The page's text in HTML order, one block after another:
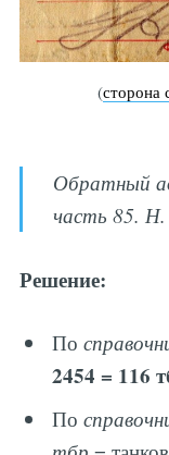
(сторона
Обратный
часть 85.
Решение:
По
2454 = 116
По